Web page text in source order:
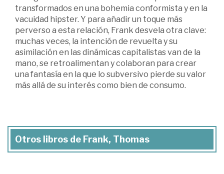
transformados en una bohemia conformista y en la
vacuidad hipster. Y para añadir un toque más
perverso a esta relación, Frank desvela otra clave:
muchas veces, la intención de revuelta y su
asimilación en las dinámicas capitalistas van de la
mano, se retroalimentan y colaboran para crear
una fantasía en la que lo subversivo pierde su valor
más allá de su interés como bien de consumo.
Otros libros de Frank, Thomas